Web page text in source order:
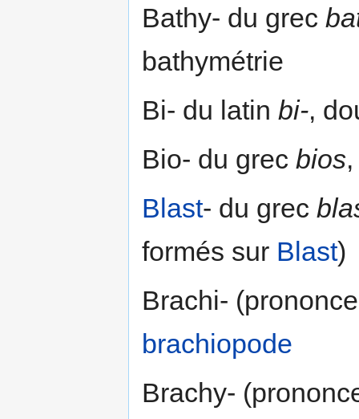
Bathy- du grec
bathymétrie
Bi- du latin bi-,
Bio- du grec bios
Blast- du grec
formés sur Blast)
Brachi-
brachiopode
Brachy-